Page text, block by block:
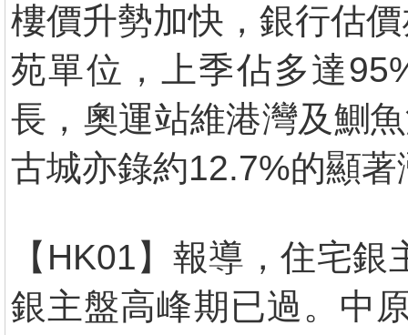
樓價升勢加快，銀行估
苑單位，上季佔多達
長，奧運站維港灣及鰂
古城亦錄約12.7%的顯著
【HK01】報導，住宅
銀主盤高峰期已過。中